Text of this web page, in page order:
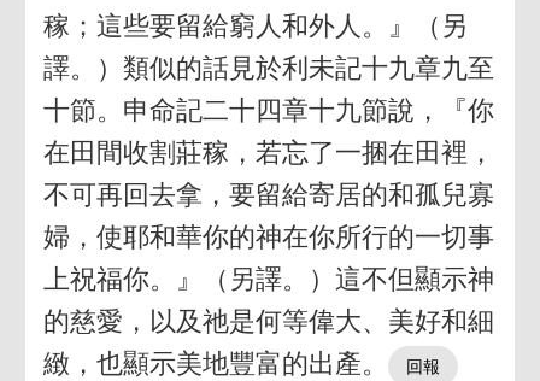
稼；這些要留給窮人和外人。』（另
譯。）類似的話見於利未記十九章九至
十節。申命記二十四章十九節說，『你
在田間收割莊稼，若忘了一捆在田裡，
不可再回去拿，要留給寄居的和孤兒寡
婦，使耶和華你的神在你所行的一切事
上祝福你。』（另譯。）這不但顯示神
的慈愛，以及祂是何等偉大、美好和細
緻，也顯示美地豐富的出產。